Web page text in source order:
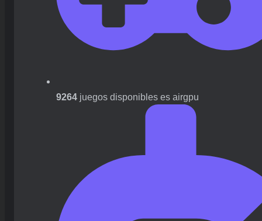
9264 juegos disponibles es airgpu